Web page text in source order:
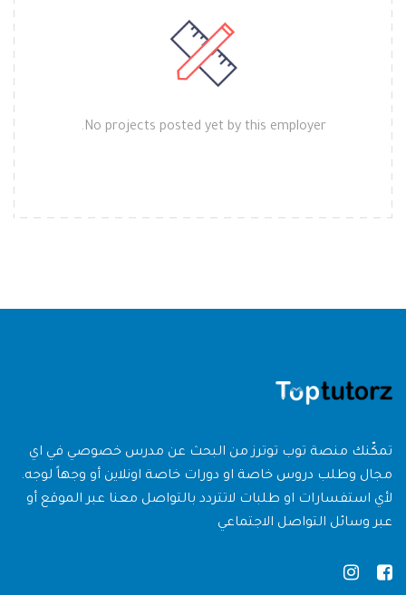
No projects posted yet by this employer.
تمكّنك منصة توب توترز من البحث عن مدرس خصوصي في اي
مجال وطلب دروس خاصة او دورات خاصة اونلاين أو وجهاً لوجه.
لأي استفسارات او طلبات لاتتردد بالتواصل معنا عبر الموقع أو
عبر وسائل التواصل الاجتماعي